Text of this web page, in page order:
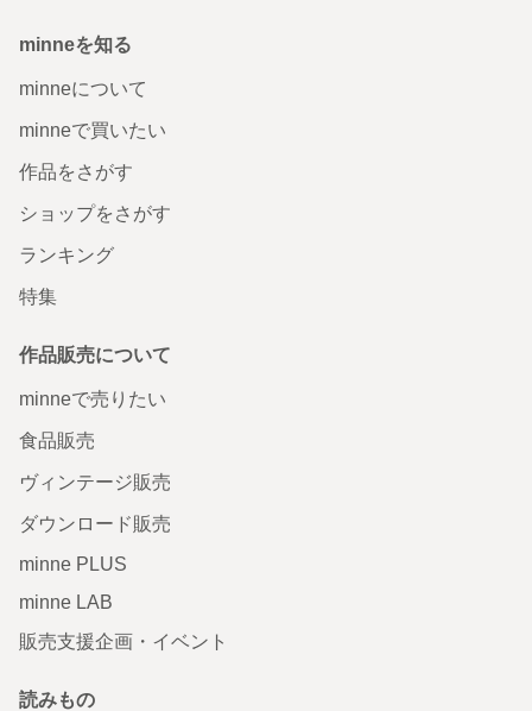
minneを知る
minneについて
minneで買いたい
作品をさがす
ショップをさがす
ランキング
特集
作品販売について
minneで売りたい
食品販売
ヴィンテージ販売
ダウンロード販売
minne PLUS
minne LAB
販売支援企画・イベント
読みもの